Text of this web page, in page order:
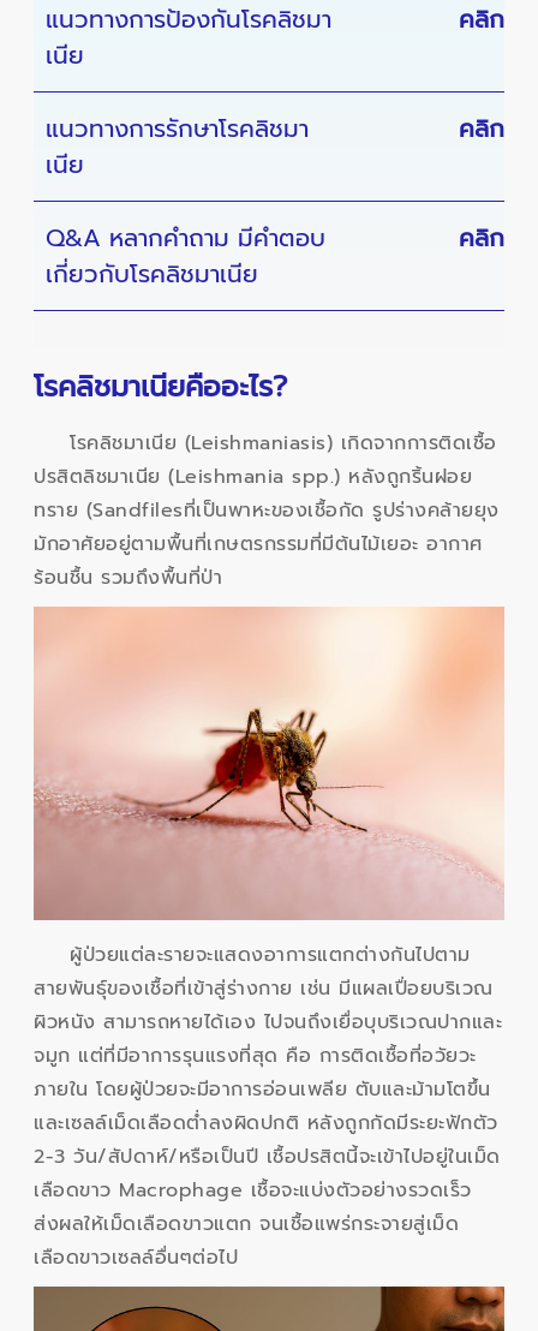
แนวทางการป้องกันโรคลิชมา
เนีย
คลิก
แนวทางการรักษาโรคลิชมา
เนีย
คลิก
Q&A หลากคำถาม มีคำตอบ
เกี่ยวกับโรคลิชมาเนีย
คลิก
โรคลิชมาเนียคืออะไร?
โรคลิชมาเนีย (Leishmaniasis) เกิดจากการติดเชื้อ
ปรสิตลิชมาเนีย (Leishmania spp.) หลังถูกริ้นฝอย
ทราย (Sandfilesที่เป็นพาหะของเชื้อกัด รูปร่างคล้ายยุง
มักอาศัยอยู่ตามพื้นที่เกษตรกรรมที่มีต้นไม้เยอะ อากาศ
ร้อนชื้น รวมถึงพื้นที่ป่า
ผู้ป่วยแต่ละรายจะแสดงอาการแตกต่างกันไปตาม
สายพันธุ์ของเชื้อที่เข้าสู่ร่างกาย เช่น มีแผลเปื่อยบริเวณ
ผิวหนัง สามารถหายได้เอง ไปจนถึงเยื่อบุบริเวณปากและ
จมูก แต่ที่มีอาการรุนแรงที่สุด คือ การติดเชื้อที่อวัยวะ
ภายใน โดยผู้ป่วยจะมีอาการอ่อนเพลีย ตับและม้ามโตขึ้น
และเซลล์เม็ดเลือดต่ำลงผิดปกติ หลังถูกกัดมีระยะฟักตัว
2-3 วัน/สัปดาห์/หรือเป็นปี เชื้อปรสิตนี้จะเข้าไปอยู่ในเม็ด
เลือดขาว Macrophage เชื้อจะแบ่งตัวอย่างรวดเร็ว
ส่งผลให้เม็ดเลือดขาวแตก จนเชื้อแพร่กระจายสู่เม็ด
เลือดขาวเซลล์อื่นๆต่อไป